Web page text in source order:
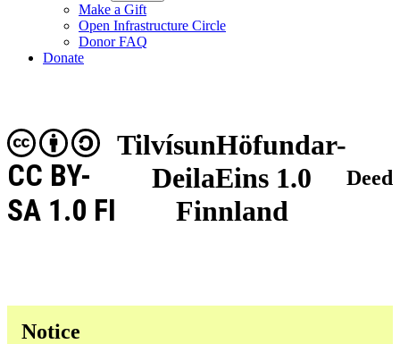
Make a Gift
Open Infrastructure Circle
Donor FAQ
Donate
TilvísunHöfundar-
DeilaEins 1.0
Finnland
CC BY-
SA 1.0 FI
Deed
Notice